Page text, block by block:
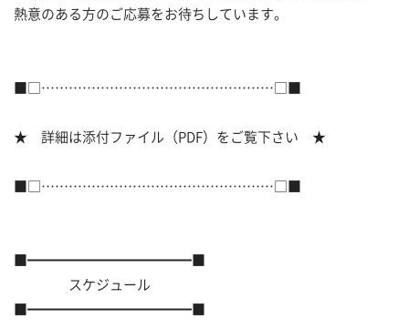
熱意のある方のご応募をお待ちしています。
■□……………………………………………□■
★ 詳細は添付ファイル（PDF）をご覧下さい ★
■□……………………………………………□■
■━━━━━━━━━━━━■
スケジュール
■━━━━━━━━━━━━■